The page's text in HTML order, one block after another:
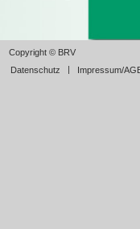
Copyright © BRV
Datenschutz
Impressum/